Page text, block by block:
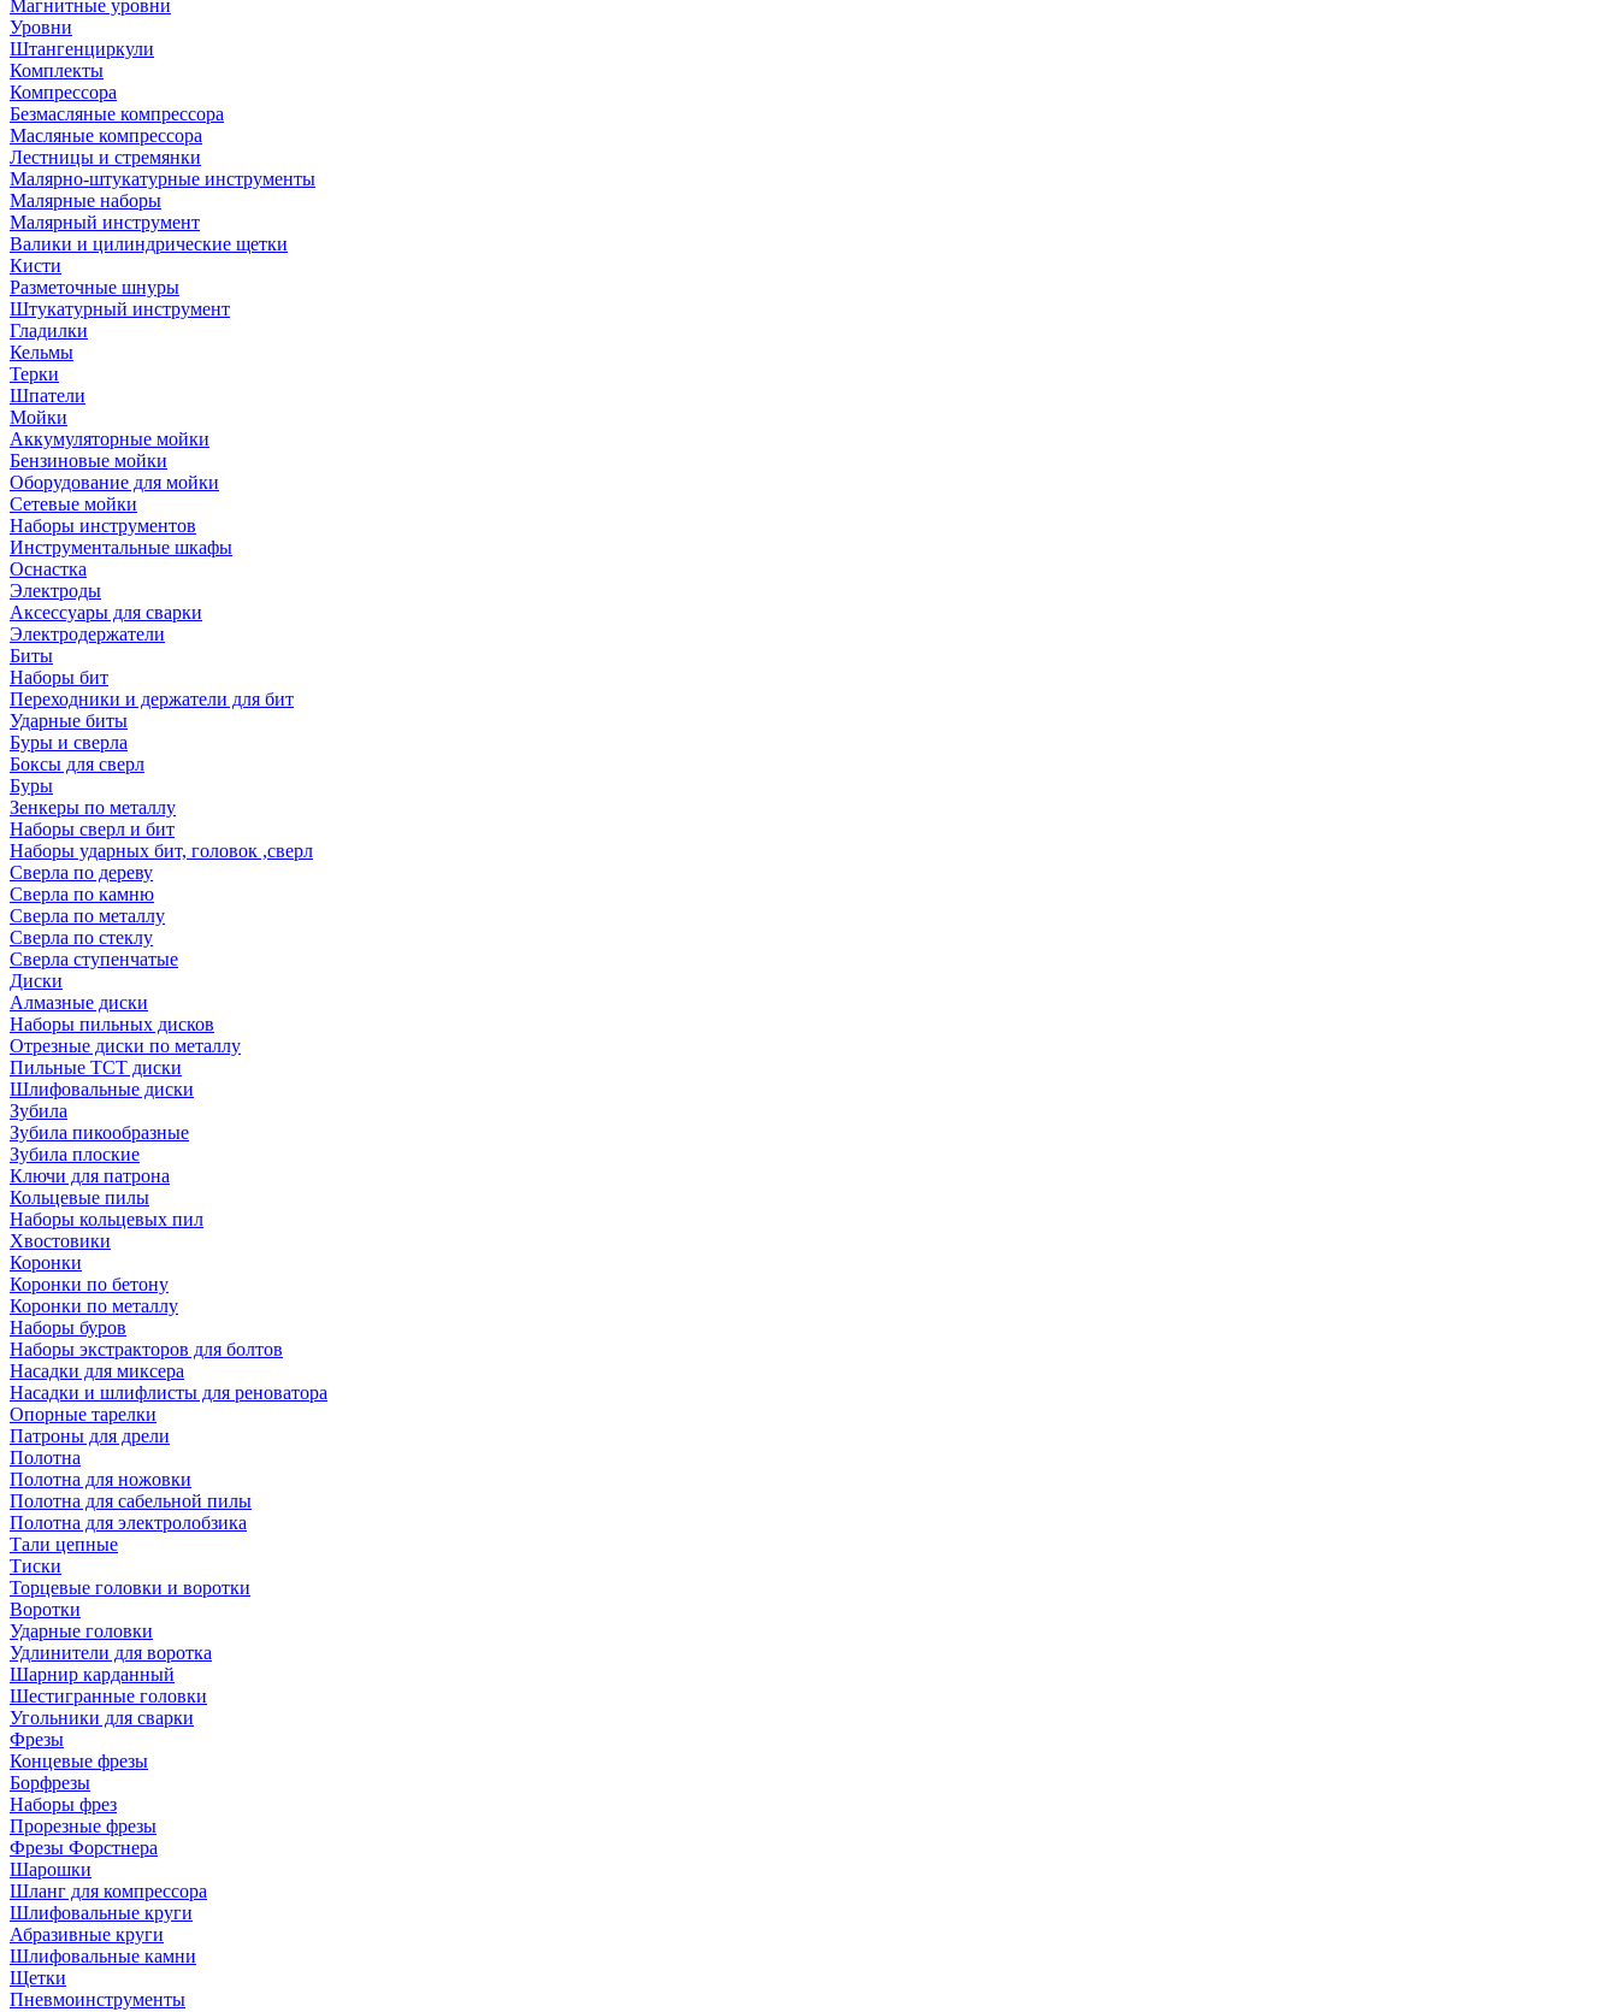
Магнитные уровни
Уровни
Штангенциркули
Комплекты
Компрессора
Безмасляные компрессора
Масляные компрессора
Лестницы и стремянки
Малярно-штукатурные инструменты
Малярные наборы
Малярный инструмент
Валики и цилиндрические щетки
Кисти
Разметочные шнуры
Штукатурный инструмент
Гладилки
Кельмы
Терки
Шпатели
Мойки
Аккумуляторные мойки
Бензиновые мойки
Оборудование для мойки
Сетевые мойки
Наборы инструментов
Инструментальные шкафы
Оснастка
Электроды
Аксессуары для сварки
Электродержатели
Биты
Наборы бит
Переходники и держатели для бит
Ударные биты
Буры и сверла
Боксы для сверл
Буры
Зенкеры по металлу
Наборы сверл и бит
Наборы ударных бит, головок ,сверл
Сверла по дереву
Сверла по камню
Сверла по металлу
Сверла по стеклу
Сверла ступенчатые
Диски
Алмазные диски
Наборы пильных дисков
Отрезные диски по металлу
Пильные TCT диски
Шлифовальные диски
Зубила
Зубила пикообразные
Зубила плоские
Ключи для патрона
Кольцевые пилы
Наборы кольцевых пил
Хвостовики
Коронки
Коронки по бетону
Коронки по металлу
Наборы буров
Наборы экстракторов для болтов
Насадки для миксера
Насадки и шлифлисты для реноватора
Опорные тарелки
Патроны для дрели
Полотна
Полотна для ножовки
Полотна для сабельной пилы
Полотна для электролобзика
Тали цепные
Тиски
Торцевые головки и воротки
Воротки
Ударные головки
Удлинители для воротка
Шарнир карданный
Шестигранные головки
Угольники для сварки
Фрезы
Концевые фрезы
Борфрезы
Наборы фрез
Прорезные фрезы
Фрезы Форстнера
Шарошки
Шланг для компрессора
Шлифовальные круги
Абразивные круги
Шлифовальные камни
Щетки
Пневмоинструменты